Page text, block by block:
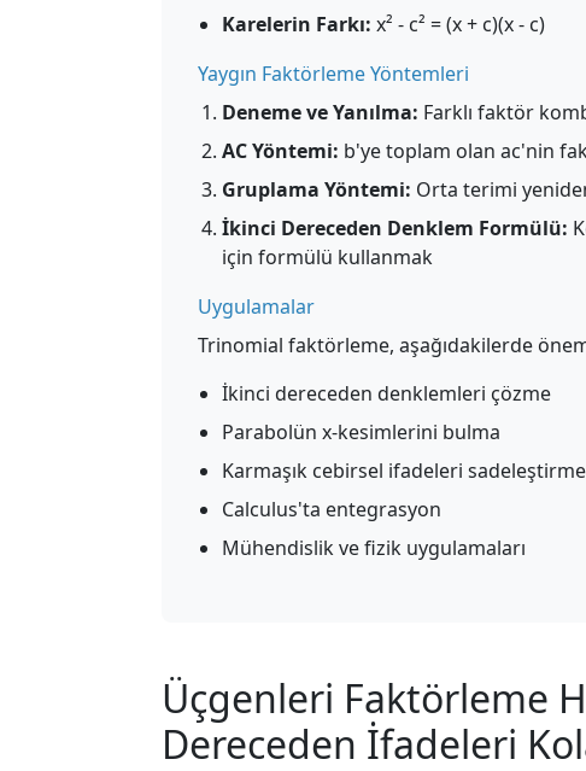
Karelerin Farkı: x² - c² = (x + c)(x - c)
Yaygın Faktörleme Yöntemleri
Deneme ve Yanılma: Farklı faktör
AC Yöntemi: b'ye toplam olan ac'nin
Gruplama Yöntemi: Orta terimi
İkinci Dereceden Denklem Formülü:
için formülü kullanmak
Uygulamalar
Trinomial faktörleme, aşağıdakilerde
İkinci dereceden denklemleri çözme
Parabolün x-kesimlerini bulma
Karmaşık cebirsel ifadeleri sadeleştirme
Calculus'ta entegrasyon
Mühendislik ve fizik uygulamaları
Üçgenleri Faktörleme
Dereceden İfadeleri